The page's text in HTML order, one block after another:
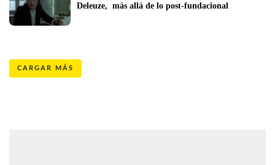
Deleuze,  más allá de lo post-fundacional
CARGAR MÁS